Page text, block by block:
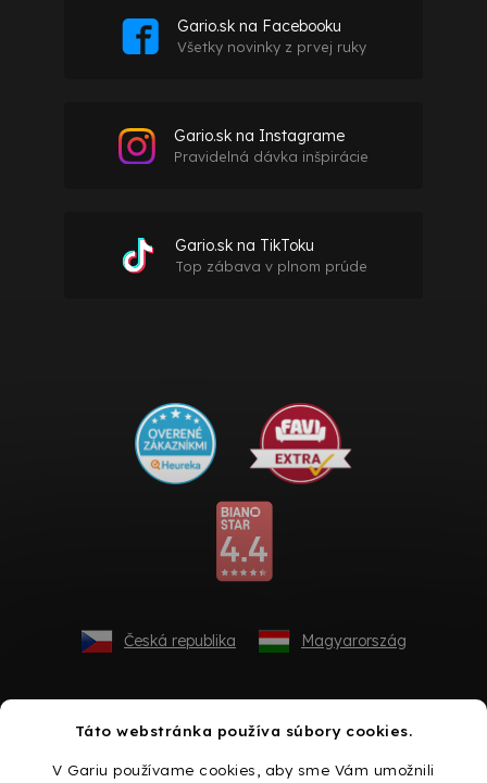
Táto webstránka používa súbory cookies.
V Gariu používame cookies, aby sme Vám umožnili
Gario.sk na Facebooku
Všetky novinky z prvej ruky
Gario.sk na Instagrame
Pravidelná dávka inšpirácie
Gario.sk na TikToku
Top zábava v plnom prúde
Česká republika Magyarország